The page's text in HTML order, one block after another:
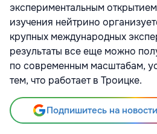
экспериментальным
изучения нейтрино
крупных международных
результаты все еще можно
по современным масштабам,
тем, что работает в Троицке.
Подпишитесь на